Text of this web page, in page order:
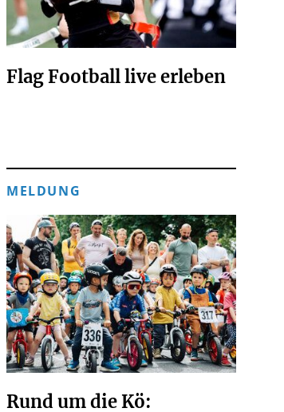
Flag Football live erleben
MELDUNG
Rund um die Kö: